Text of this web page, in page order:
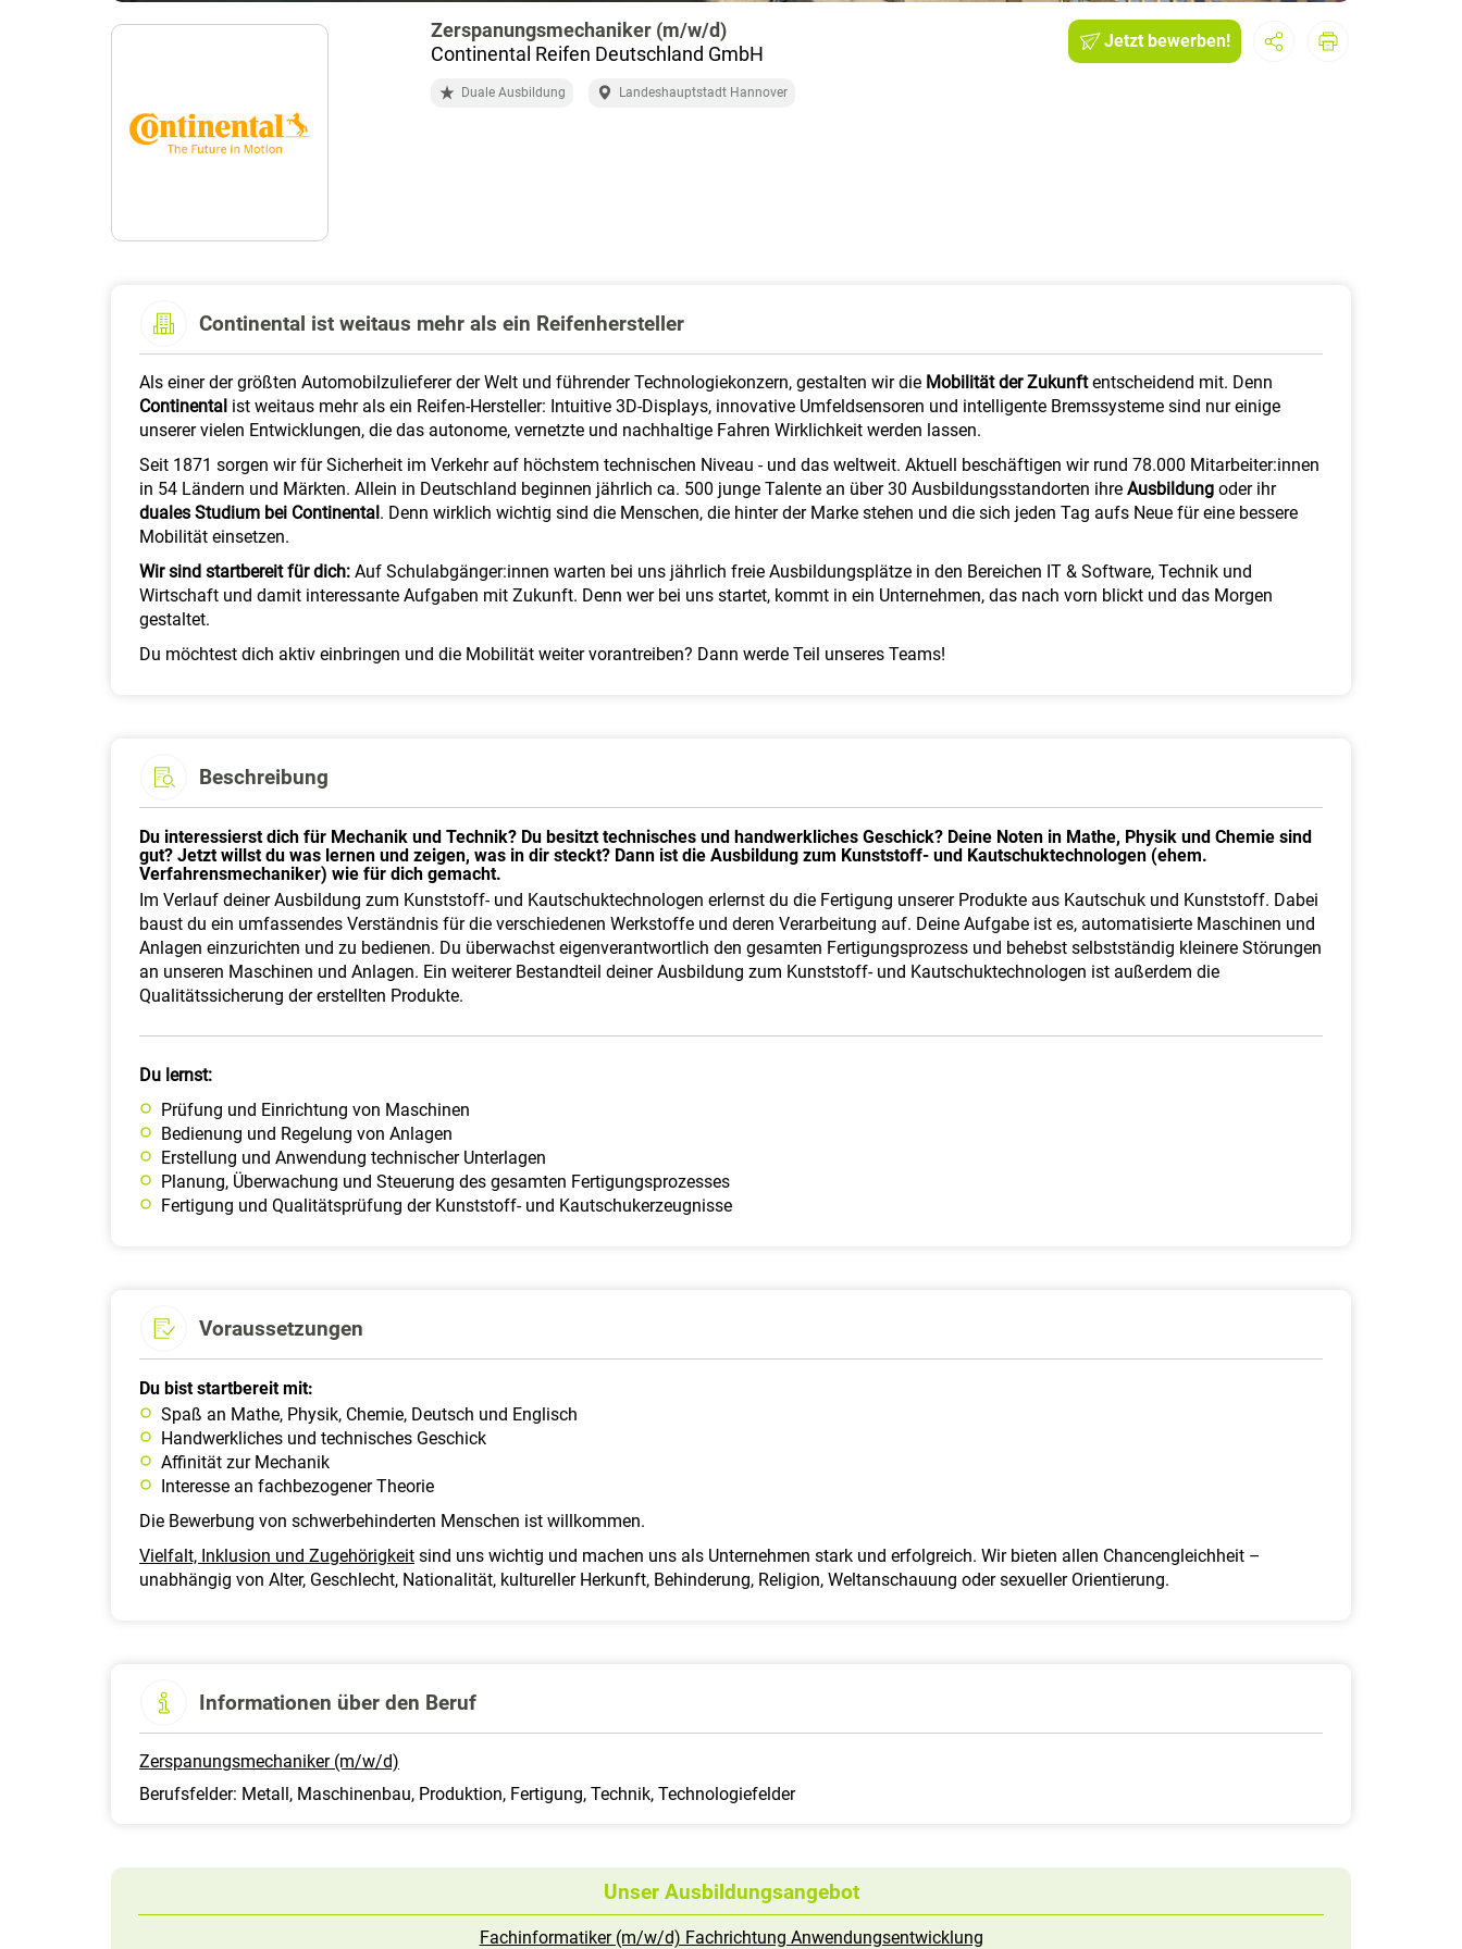
Zerspanungsmechaniker (m/w/d)
Continental Reifen Deutschland GmbH
Jetzt bewerben!
Duale Ausbildung Landeshauptstadt Hannover
Continental ist weitaus mehr als ein Reifenhersteller
Als einer der größten Automobilzulieferer der Welt und führender Technologiekonzern, gestalten wir die Mobilität der Zukunftentscheidend mit. Denn
Continental ist weitaus mehr als ein Reifen-Hersteller: Intuitive 3D-Displays, innovative Umfeldsensoren und intelligente Bremssysteme sind nur einige
unserer vielen Entwicklungen, die das autonome, vernetzte und nachhaltige Fahren Wirklichkeit werden lassen.
Seit 1871 sorgen wir für Sicherheit im Verkehr auf höchstem technischen Niveau - und das weltweit. Aktuell beschäftigen wir rund 78.000 Mitarbeiter:innen
in 54 Ländern und Märkten. Allein in Deutschland beginnen jährlich ca. 500 junge Talente an über 30 Ausbildungsstandorten ihre Ausbildung oder ihr
duales Studium bei Continental. Denn wirklich wichtig sind die Menschen, die hinter der Marke stehen und die sich jeden Tag aufs Neue für eine bessere
Mobilität einsetzen.
Wir sind startbereit für dich: Auf Schulabgänger:innen warten bei uns jährlich freie Ausbildungsplätze in den Bereichen IT & Software, Technik und
Wirtschaft und damit interessante Aufgaben mit Zukunft. Denn wer bei uns startet, kommt in ein Unternehmen, das nach vorn blickt und das Morgen
gestaltet.
Du möchtest dich aktiv einbringen und die Mobilität weiter vorantreiben? Dann werde Teil unseres Teams!
Beschreibung
Du interessierst dich für Mechanik und Technik? Du besitzt technisches und handwerkliches Geschick? Deine Noten in Mathe, Physik und Chemie sind
gut? Jetzt willst du was lernen und zeigen, was in dir steckt? Dann ist die Ausbildung zum Kunststoff- und Kautschuktechnologen (ehem.
Verfahrensmechaniker) wie für dich gemacht.
Im Verlauf deiner Ausbildung zum Kunststoff- und Kautschuktechnologen erlernst du die Fertigung unserer Produkte aus Kautschuk und Kunststoff. Dabei
baust du ein umfassendes Verständnis für die verschiedenen Werkstoffe und deren Verarbeitung auf. Deine Aufgabe ist es, automatisierte Maschinen und
Anlagen einzurichten und zu bedienen. Du überwachst eigenverantwortlich den gesamten Fertigungsprozess und behebst selbstständig kleinere Störungen
an unseren Maschinen und Anlagen. Ein weiterer Bestandteil deiner Ausbildung zum Kunststoff- und Kautschuktechnologen ist außerdem die
Qualitätssicherung der erstellten Produkte.
Du lernst:
Prüfung und Einrichtung von Maschinen
Bedienung und Regelung von Anlagen
Erstellung und Anwendung technischer Unterlagen
Planung, Überwachung und Steuerung des gesamten Fertigungsprozesses
Fertigung und Qualitätsprüfung der Kunststoff- und Kautschukerzeugnisse
Voraussetzungen
Du bist startbereit mit:
Spaß an Mathe, Physik, Chemie, Deutsch und Englisch
Handwerkliches und technisches Geschick
Affinität zur Mechanik
Interesse an fachbezogener Theorie
Die Bewerbung von schwerbehinderten Menschen ist willkommen.
Vielfalt, Inklusion und Zugehörigkeit sind uns wichtig und machen uns als Unternehmen stark und erfolgreich. Wir bieten allen Chancengleichheit –
unabhängig von Alter, Geschlecht, Nationalität, kultureller Herkunft, Behinderung, Religion, Weltanschauung oder sexueller Orientierung.
Informationen über den Beruf
Zerspanungsmechaniker (m/w/d)
Berufsfelder: Metall, Maschinenbau, Produktion, Fertigung, Technik, Technologiefelder
Unser Ausbildungsangebot
Fachinformatiker (m/w/d) Fachrichtung Anwendungsentwicklung